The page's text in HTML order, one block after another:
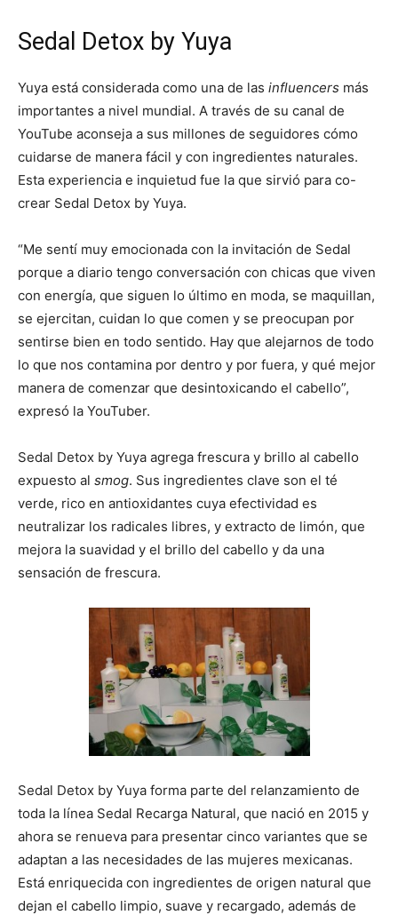
Sedal Detox by Yuya
Yuya está considerada como una de las influencers más
importantes a nivel mundial. A través de su canal de
YouTube aconseja a sus millones de seguidores cómo
cuidarse de manera fácil y con ingredientes naturales.
Esta experiencia e inquietud fue la que sirvió para co-
crear Sedal Detox by Yuya.
“Me sentí muy emocionada con la invitación de Sedal
porque a diario tengo conversación con chicas que viven
con energía, que siguen lo último en moda, se maquillan,
se ejercitan, cuidan lo que comen y se preocupan por
sentirse bien en todo sentido. Hay que alejarnos de todo
lo que nos contamina por dentro y por fuera, y qué mejor
manera de comenzar que desintoxicando el cabello”,
expresó la YouTuber.
Sedal Detox by Yuya agrega frescura y brillo al cabello
expuesto al smog. Sus ingredientes clave son el té
verde, rico en antioxidantes cuya efectividad es
neutralizar los radicales libres, y extracto de limón, que
mejora la suavidad y el brillo del cabello y da una
sensación de frescura.
Sedal Detox by Yuya forma parte del relanzamiento de
toda la línea Sedal Recarga Natural, que nació en 2015 y
ahora se renueva para presentar cinco variantes que se
adaptan a las necesidades de las mujeres mexicanas.
Está enriquecida con ingredientes de origen natural que
dejan el cabello limpio, suave y recargado, además de